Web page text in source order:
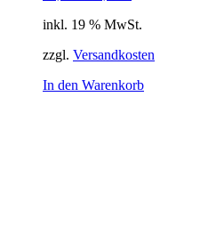
war:
ist:
inkl. 19 % MwSt.
zzgl. Versandkosten
In den Warenkorb